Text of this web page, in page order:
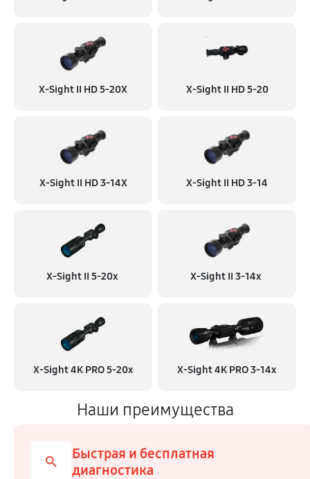
X-Sight II HD 5-20X X-Sight II HD 5-20
X-Sight II HD 3-14X X-Sight II HD 3-14
X-Sight II 5-20x X-Sight II 3-14x
X-Sight 4K PRO 5-20x X-Sight 4K PRO 3-14x
Наши преимущества
Быстрая и бесплатная
диагностика